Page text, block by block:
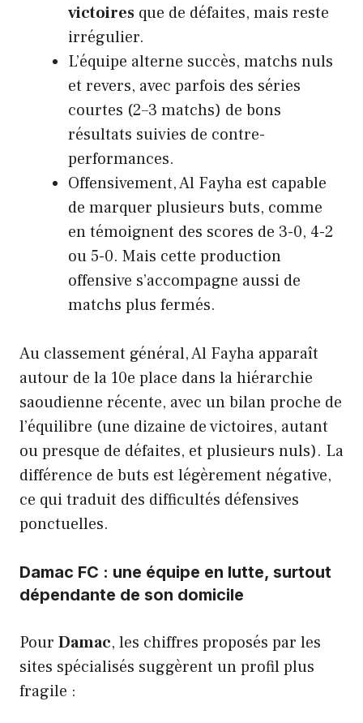
victoires que de défaites, mais reste
irrégulier.
L’équipe alterne succès, matchs nuls
et revers, avec parfois des séries
courtes (2–3 matchs) de bons
résultats suivies de contre-
performances.
Offensivement, Al Fayha est capable
de marquer plusieurs buts, comme
en témoignent des scores de 3-0, 4-2
ou 5-0. Mais cette production
offensive s’accompagne aussi de
matchs plus fermés.
Au classement général, Al Fayha apparaît
autour de la 10e place dans la hiérarchie
saoudienne récente, avec un bilan proche de
l’équilibre (une dizaine de victoires, autant
ou presque de défaites, et plusieurs nuls). La
différence de buts est légèrement négative,
ce qui traduit des difficultés défensives
ponctuelles.
Damac FC : une équipe en lutte, surtout
dépendante de son domicile
Pour Damac, les chiffres proposés par les
sites spécialisés suggèrent un profil plus
fragile :